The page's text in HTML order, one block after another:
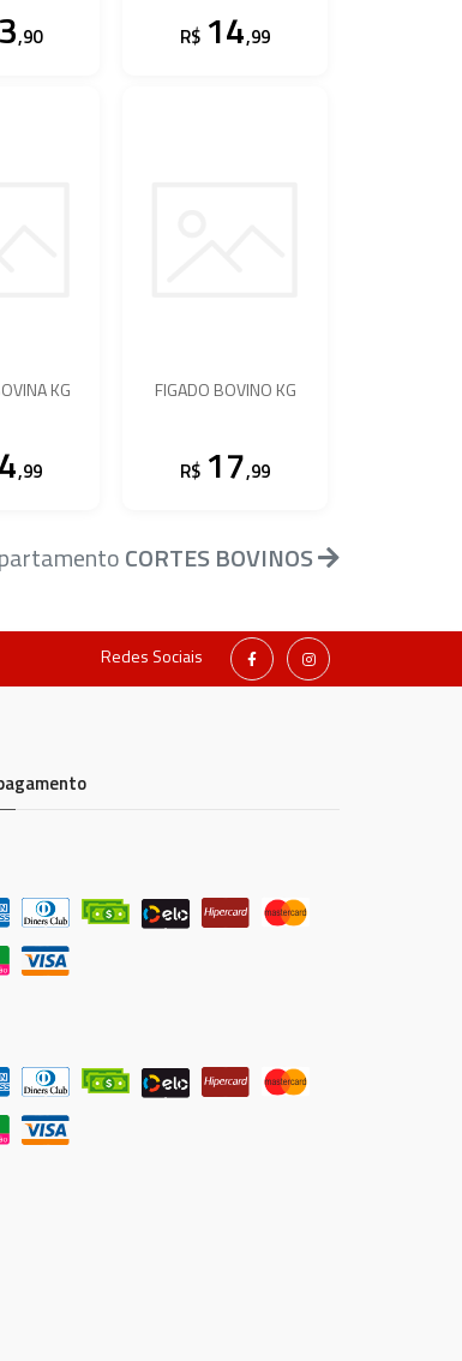
,90 R$ 14,99
KG
,99
FIGADO BOVINO KG
R$ 17,99
CORTES BOVINOS
Redes Sociais